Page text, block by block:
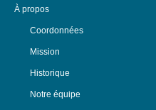
À propos
Coordonnées
Mission
Historique
Notre équipe